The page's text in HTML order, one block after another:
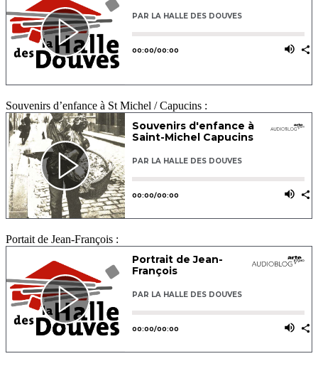
Souvenirs d’enfance à St Michel / Capucins :
Portait de Jean-François :